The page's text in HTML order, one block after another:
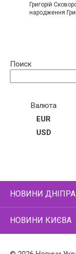
Григорій
народження
Поиск
Валюта
EUR
USD
НОВИНИ ДНІПРА
НОВИНИ КИЄВА